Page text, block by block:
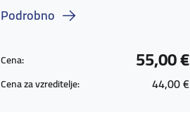
Podrobno
Cena: 55,00 €
Cena za vzreditelje: 44,00 €